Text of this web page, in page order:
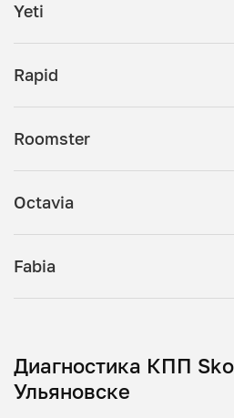
Yeti
Rapid
Roomster
Octavia
Fabia
Диагностика КПП
Ульяновске